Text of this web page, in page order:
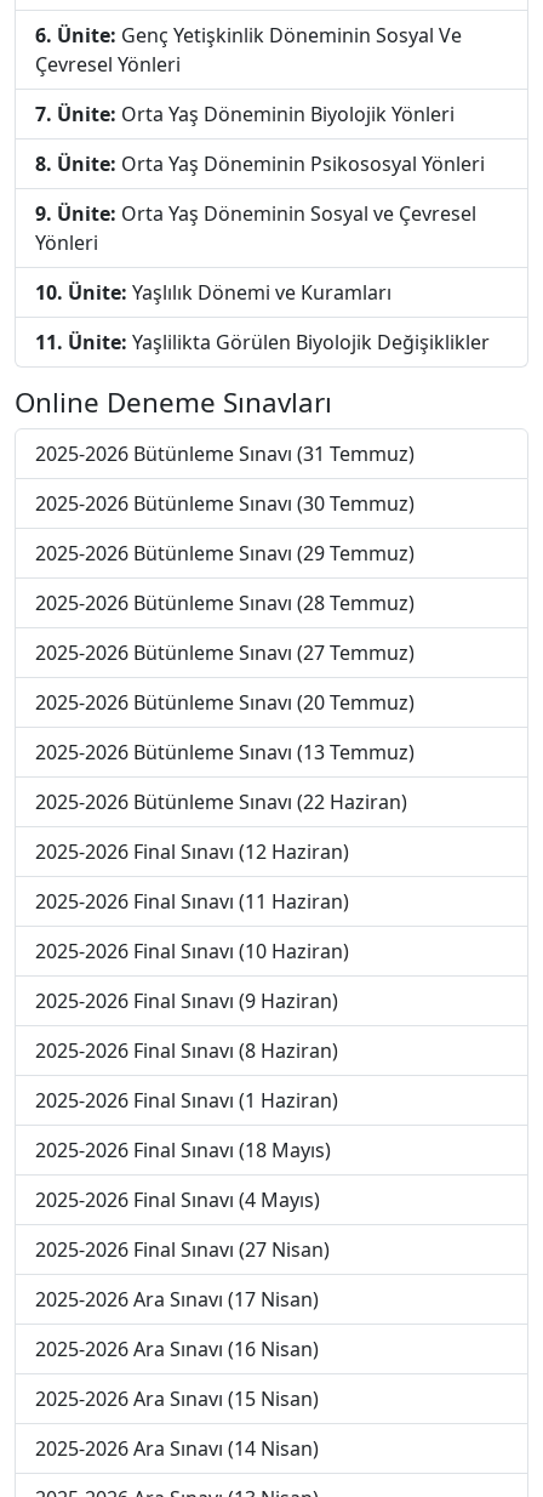
6. Ünite: Genç Yetişkinlik Döneminin Sosyal Ve
Çevresel Yönleri
7. Ünite: Orta Yaş Döneminin Biyolojik Yönleri
8. Ünite: Orta Yaş Döneminin Psikososyal Yönleri
9. Ünite: Orta Yaş Döneminin Sosyal ve Çevresel
Yönleri
10. Ünite: Yaşlılık Dönemi ve Kuramları
11. Ünite: Yaşlilikta Görülen Biyolojik Değişiklikler
Online Deneme Sınavları
2025-2026 Bütünleme Sınavı (31 Temmuz)
2025-2026 Bütünleme Sınavı (30 Temmuz)
2025-2026 Bütünleme Sınavı (29 Temmuz)
2025-2026 Bütünleme Sınavı (28 Temmuz)
2025-2026 Bütünleme Sınavı (27 Temmuz)
2025-2026 Bütünleme Sınavı (20 Temmuz)
2025-2026 Bütünleme Sınavı (13 Temmuz)
2025-2026 Bütünleme Sınavı (22 Haziran)
2025-2026 Final Sınavı (12 Haziran)
2025-2026 Final Sınavı (11 Haziran)
2025-2026 Final Sınavı (10 Haziran)
2025-2026 Final Sınavı (9 Haziran)
2025-2026 Final Sınavı (8 Haziran)
2025-2026 Final Sınavı (1 Haziran)
2025-2026 Final Sınavı (18 Mayıs)
2025-2026 Final Sınavı (4 Mayıs)
2025-2026 Final Sınavı (27 Nisan)
2025-2026 Ara Sınavı (17 Nisan)
2025-2026 Ara Sınavı (16 Nisan)
2025-2026 Ara Sınavı (15 Nisan)
2025-2026 Ara Sınavı (14 Nisan)